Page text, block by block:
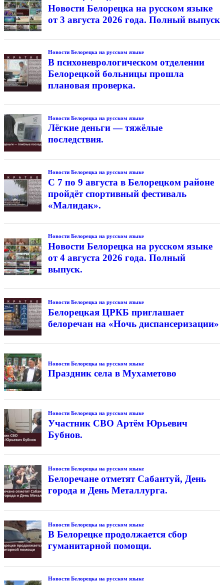
Новости Белорецка на русском языке
от 3 августа 2026 года. Полный выпуск
Новости Белорецка на русском языке
В психоневрологическом отделении
Белорецкой больницы прошла
плановая проверка.
Новости Белорецка на русском языке
Лёгкие деньги — тяжёлые
последствия.
Новости Белорецка на русском языке
С 7 по 9 августа в Белорецком районе
пройдёт спортивный фестиваль
«Малидак».
Новости Белорецка на русском языке
Новости Белорецка на русском языке
от 4 августа 2026 года. Полный
выпуск.
Новости Белорецка на русском языке
Белорецкая ЦРКБ приглашает
белоречан на «Ночь диспансеризации»
Новости Белорецка на русском языке
Праздник села в Мухаметово
Новости Белорецка на русском языке
Участник СВО Артём Юрьевич
Бубнов.
Новости Белорецка на русском языке
Белоречане отметят Сабантуй, День
города и День Металлурга.
Новости Белорецка на русском языке
В Белорецке продолжается сбор
гуманитарной помощи.
Новости Белорецка на русском языке